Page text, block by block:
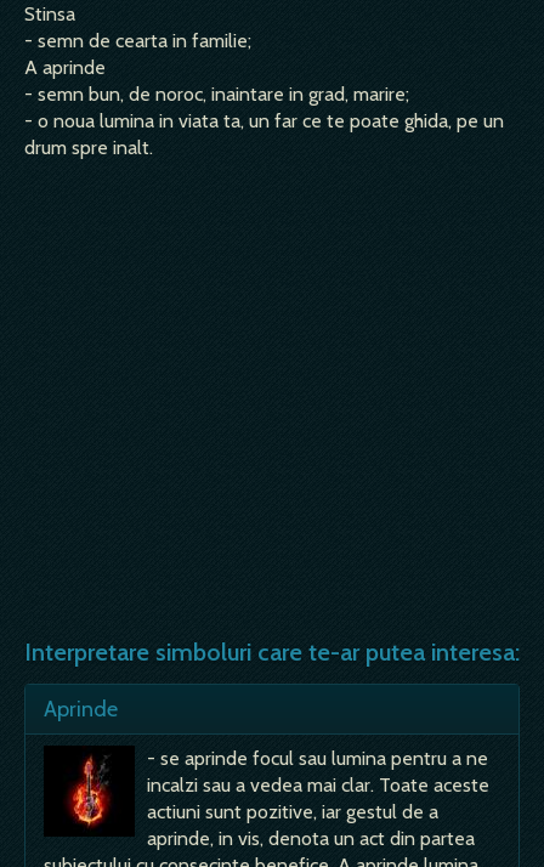
Stinsa
- semn de cearta in familie;
A aprinde
- semn bun, de noroc, inaintare in grad, marire;
- o noua lumina in viata ta, un far ce te poate ghida, pe un
drum spre inalt.
Interpretare simboluri care te-ar putea interesa:
Aprinde
- se aprinde focul sau lumina pentru a ne
incalzi sau a vedea mai clar. Toate aceste
actiuni sunt pozitive, iar gestul de a
aprinde, in vis, denota un act din partea